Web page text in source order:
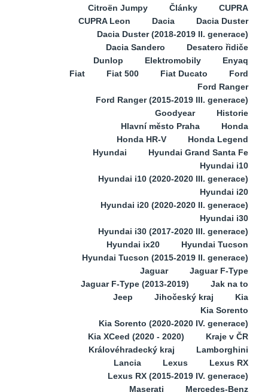
Citroën Jumpy
Články
CUPRA
CUPRA Leon
Dacia
Dacia Duster
Dacia Duster (2018-2019 II. generace)
Dacia Sandero
Desatero řidiče
Dunlop
Elektromobily
Enyaq
Fiat
Fiat 500 Fiat Ducato
Ford
Ford Ranger
Ford Ranger (2015-2019 III. generace)
Goodyear
Historie
Hlavní město Praha
Honda
Honda HR-V
Honda Legend
Hyundai
Hyundai Grand Santa Fe
Hyundai i10
Hyundai i10 (2020-2020 III. generace)
Hyundai i20
Hyundai i20 (2020-2020 II. generace)
Hyundai i30
Hyundai i30 (2017-2020 III. generace)
Hyundai ix20
Hyundai Tucson
Hyundai Tucson (2015-2019 II. generace)
Jaguar
Jaguar F-Type
Jaguar F-Type (2013-2019)
Jak na to
Jeep
Jihočeský kraj
Kia
Kia Sorento
Kia Sorento (2020-2020 IV. generace)
Kia XCeed (2020 - 2020)
Kraje v ČR
Královéhradecký kraj
Lamborghini
Lancia
Lexus
Lexus RX
Lexus RX (2015-2019 IV. generace)
Maserati
Mercedes-Benz